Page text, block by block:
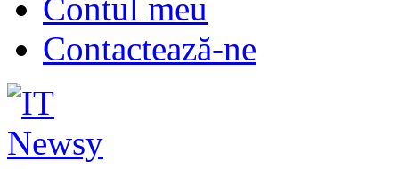
Contul meu
Contactează-ne